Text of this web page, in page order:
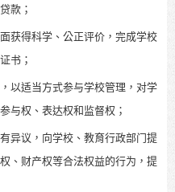
款；
获得科学、 公正评价，完成学校
书；
以适当方式参与学校管理，对学
与权、表达权和监督权；
议，向学校、教育行政部门提
、财产权等合法权益的行为，提